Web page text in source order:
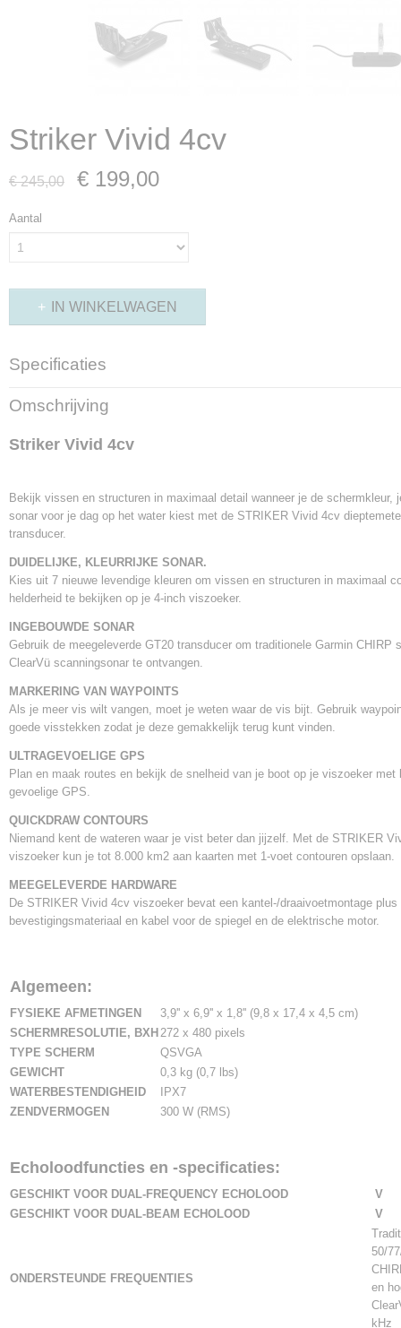
Striker Vivid 4cv
€ 245,00 € 199,00
Aantal
IN WINKELWAGEN
Specificaties
Bruto gewicht
3,00 Kg
Omschrijving
Striker Vivid 4cv
Bekijk vissen en structuren in maximaal detail wanneer je de schermkleur,
sonar voor je dag op het water kiest met de STRIKER Vivid 4cv
transducer.
DUIDELIJKE, KLEURRIJKE SONAR.
Kies uit 7 nieuwe levendige kleuren om vissen en structuren in maximaal
helderheid te bekijken op je 4-inch viszoeker.
INGEBOUWDE SONAR
Gebruik de meegeleverde GT20 transducer om traditionele Garmin CHIRP
ClearVü scanningsonar te ontvangen.
MARKERING VAN WAYPOINTS
Als je meer vis wilt vangen, moet je weten waar de vis bijt. Gebruik
goede visstekken zodat je deze gemakkelijk terug kunt vinden.
ULTRAGEVOELIGE GPS
Plan en maak routes en bekijk de snelheid van je boot op je viszoeker met
gevoelige GPS.
QUICKDRAW CONTOURS
Niemand kent de wateren waar je vist beter dan jijzelf. Met de STRIKER
viszoeker kun je tot 8.000 km2 aan kaarten met 1-voet contouren opslaan.
MEEGELEVERDE HARDWARE
De STRIKER Vivid 4cv viszoeker bevat een kantel-/draaivoetmontage plus
bevestigingsmateriaal en kabel voor de spiegel en de elektrische motor.
Algemeen:
FYSIEKE AFMETINGEN
3,9'' x 6,9'' x 1,8'' (9,8 x 17,4 x 4,5 cm)
SCHERMRESOLUTIE, BXH 272 x 480 pixels
TYPE SCHERM
QSVGA
GEWICHT
0,3 kg (0,7 lbs)
WATERBESTENDIGHEID
IPX7
ZENDVERMOGEN
300 W (RMS)
Echoloodfuncties en -specificaties:
GESCHIKT VOOR DUAL-FREQUENCY ECHOLOOD
V
GESCHIKT VOOR DUAL-BEAM ECHOLOOD
V
ONDERSTEUNDE FREQUENTIES
50/
en
kHz